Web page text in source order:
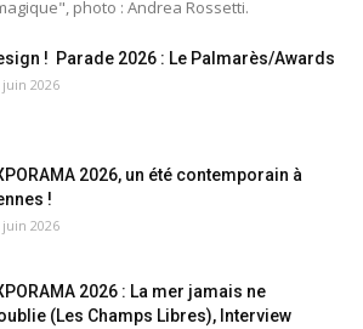
photo : Andrea Rossetti.
! Parade 2026 : Le Palmarès/Awards
juin 2026
2026, un été contemporain à
!
juin 2026
2026 : La mer jamais ne
(Les Champs Libres), Interview